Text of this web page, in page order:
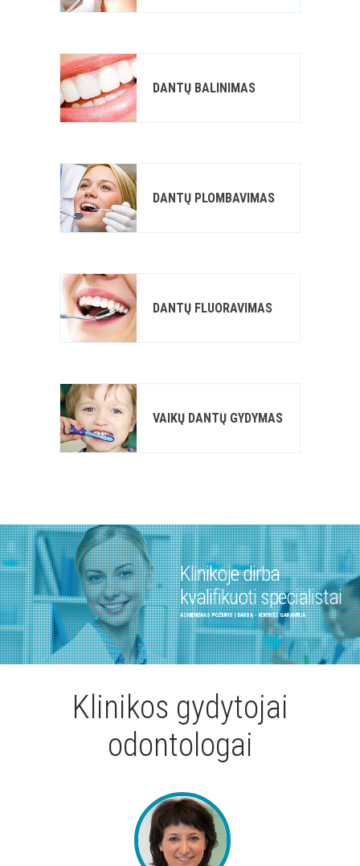
DANTŲ BALINIMAS
DANTŲ PLOMBAVIMAS
DANTŲ FLUORAVIMAS
VAIKŲ DANTŲ GYDYMAS
Klinikoje dirba
kvalifikuoti specialistai
ASMENIŠKAS POŽIURIS Į DARBĄ - KOKYBĖS GARANTIJA
Klinikos gydytojai
odontologai